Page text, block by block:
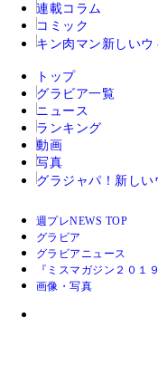
連載コラム
コミック
キン肉マン 新しいウ
トップ
グラビア一覧
ニュース
ランキング
動画
写真
グラジャパ！ 新しい
週プレNEWS TOP
グラビア
グラビアニュース
『ミスマガジン２０
画像・写真